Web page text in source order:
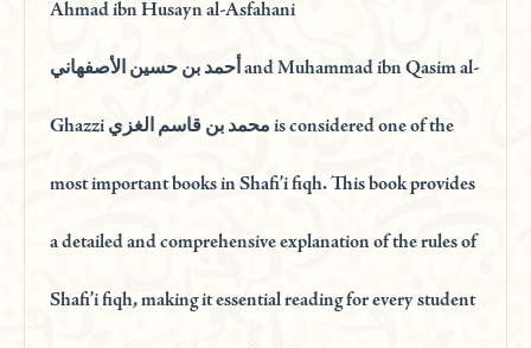
Ahmad ibn Husayn al-Asfahani
أحمد بن حسين الأصفهاني and Muhammad ibn Qasim al-
Ghazzi محمد بن قاسم الغزي is considered one of the
most important books in Shafi’i fiqh. This book provides
a detailed and comprehensive explanation of the rules of
Shafi’i fiqh, making it essential reading for every student